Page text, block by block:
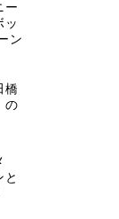
ー
ッ
ン
橋
の
と